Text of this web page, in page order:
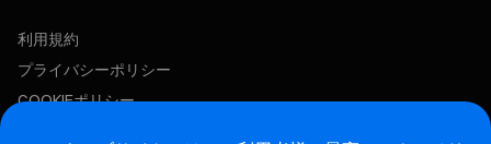
利用規約
プライバシーポリシー
COOKIEポリシー